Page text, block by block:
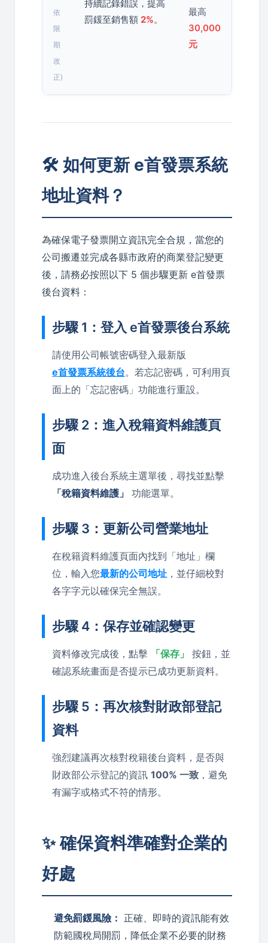
依
限
期
改
正)
持續記錄錯誤，提高
罰鍰至銷售額 2%。
最高
30,000
元
🛠️ 如何更新 e首發票系統
地址資料？
為確保電子發票開立資訊完全合規，當您的
公司搬遷並完成各縣市政府的商業登記變更
後，請務必按照以下 5 個步驟更新 e首發票
後台資料：
步驟 1：登入 e首發票後台系統
請使用公司帳號密碼登入最新版
e首發票系統後台。若忘記密碼，可利用頁
面上的「忘記密碼」功能進行重設。
步驟 2：進入稅籍資料維護頁
面
成功進入後台系統主選單後，尋找並點擊
「稅籍資料維護」
功能選單。
步驟 3：更新公司營業地址
在稅籍資料維護頁面內找到「地址」欄
位，輸入您最新的公司地址 ，並仔細校對
各字字元以確保完全無誤。
步驟 4：保存並確認變更
資料修改完成後，點擊 「保存」
按鈕，並
確認系統畫面是否提示已成功更新資料。
步驟 5：再次核對財政部登記
資料
強烈建議再次核對稅籍後台資料，是否與
財政部公示登記的資訊 100% 一致 ，避免
有漏字或格式不符的情形。
✨ 確保資料準確對企業的
好處
避免罰鍰風險： 正確、即時的資訊能有效
防範國稅局開罰，降低企業不必要的財務